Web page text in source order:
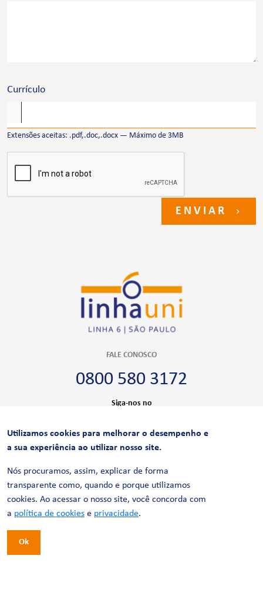
Currículo
Extensões aceitas: .pdf,.doc,.docx — Máximo de 3MB
ENVIAR
FALE CONOSCO
0800 580 3172
Siga-nos no
CERTIFICAÇÕES
Utilizamos cookies para melhorar o desempenho e
a sua experiência ao utilizar nosso site.
Nós procuramos, assim, explicar de forma
transparente como, quando e porque utilizamos
cookies. Ao acessar o nosso site, você concorda com
a política de cookies e privacidade.
Ok